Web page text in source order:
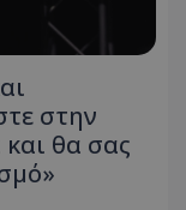
στην
θα σας